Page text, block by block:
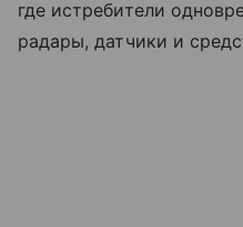
где истребители
радары, датчики и